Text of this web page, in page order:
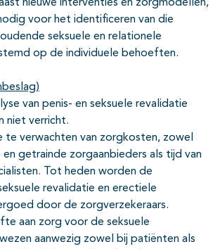
nieuwe interventies en zorgmodellen,
voor het identificeren van die
seksuele en relationele
op de individuele behoeften.
van penis- en seksuele revalidatie
niet verricht.
te verwachten van zorgkosten, zowel
getrainde zorgaanbieders als tijd van
Tot heden worden de
revalidatie en erectiele
door de zorgverzekeraars.
aan zorg voor de seksuele
aanwezig zowel bij patiënten als